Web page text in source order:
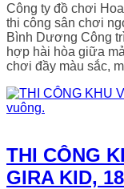
Công ty đồ chơi
thi công sân chơi
Bình Dương Công
hợp hài hòa giữa
chơi đầy màu sắc,
THI CÔNG
GIRA KID,